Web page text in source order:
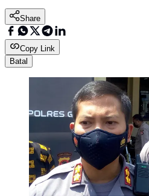
Share
Copy Link
Batal